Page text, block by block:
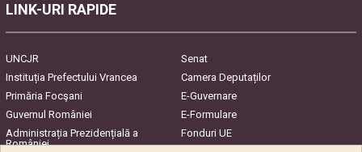
LINK-URI RAPIDE
UNCJR
Senat
Instituția Prefectului Vrancea
Camera Deputaților
Primăria Focşani
E-Guvernare
Guvernul României
E-Formulare
Administrația Prezidențială a
României
Fonduri UE